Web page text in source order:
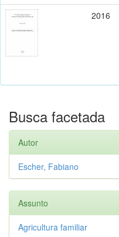
2016
Busca facetada
Autor
Escher, Fabiano
Assunto
Agricultura familiar